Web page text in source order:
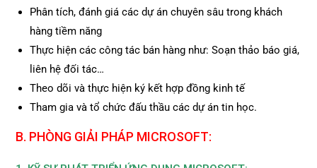
Phân tích, đánh giá các dự án chuyên sâu trong khách
hàng tiềm năng
Thực hiện các công tác bán hàng như: Soạn thảo báo giá,
liên hệ đối tác…
Theo dõi và thực hiện ký kết hợp đồng kinh tế
Tham gia và tổ chức đấu thầu các dự án tin học.
B. PHÒNG GIẢI PHÁP MICROSOFT: